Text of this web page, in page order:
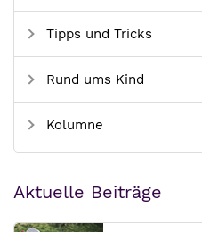
Tipps und Tricks
Rund ums Kind
Kolumne
Aktuelle Beiträge